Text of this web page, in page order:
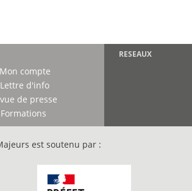
Mon compte
Lettre d'info
de presse
Formations
RESEAUX
est soutenu par :